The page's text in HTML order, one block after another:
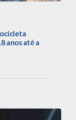
anos até a